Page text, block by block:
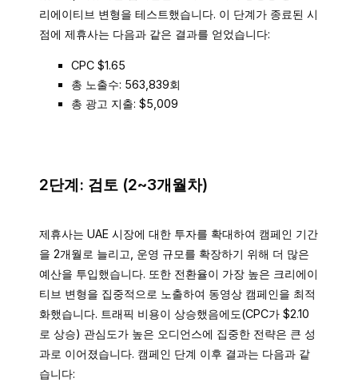
리에이티브 변형을 테스트했습니다. 이 단계가 종료된 시
점에 제휴사는 다음과 같은 결과를 얻었습니다:
CPC $1.65
총 노출수: 563,839회
총 광고 지출: $5,009
2단계: 검토 (2~3개월차)
제휴사는 UAE 시장에 대한 투자를 확대하여 캠페인 기간
을 2개월로 늘리고, 운영 규모를 확장하기 위해 더 많은
예산을 투입했습니다. 또한 전환율이 가장 높은 크리에이
티브 변형을 집중적으로 노출하여 동영상 캠페인을 최적
화했습니다. 트래픽 비용이 상승했음에도(CPC가 $2.10
로 상승) 관심도가 높은 오디언스에 집중한 전략은 큰 성
과로 이어졌습니다. 캠페인 단계 이후 결과는 다음과 같
습니다: